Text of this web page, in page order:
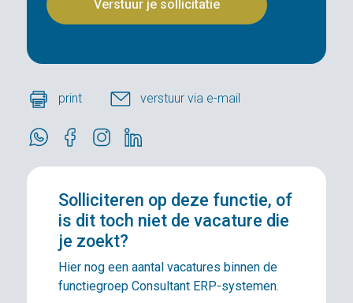
print verstuur via e-mail
Solliciteren op deze functie, of
is dit toch niet de vacature die
je zoekt?
Hier nog een aantal vacatures binnen de
functiegroep Consultant ERP-systemen.